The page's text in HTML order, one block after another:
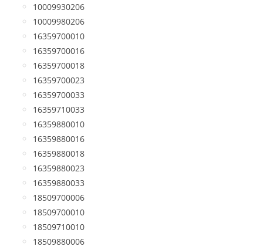
10009930206
10009980206
16359700010
16359700016
16359700018
16359700023
16359700033
16359710033
16359880010
16359880016
16359880018
16359880023
16359880033
18509700006
18509700010
18509710010
18509880006